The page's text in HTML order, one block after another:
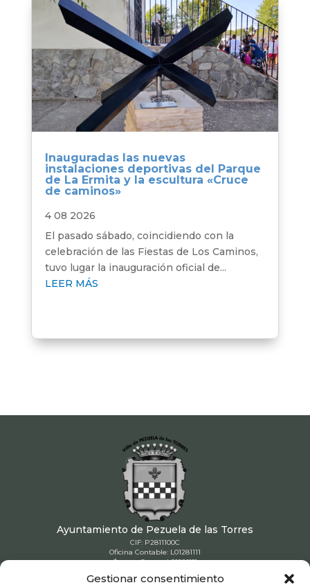
Gestionar consentimiento
Inauguradas las nuevas
instalaciones deportivas del Parque
de La Ermita y la escultura «Cruce
de caminos»
4 08 2026
El pasado sábado, coincidiendo con la
celebración de las Fiestas de Los Caminos,
tuvo lugar la inauguración oficial de...
LEER MÁS
Ayuntamiento de Pezuela de las Torres
CIF: P2811100C
Oficina Contable: L01281111
Órgano Gestor: L01281111